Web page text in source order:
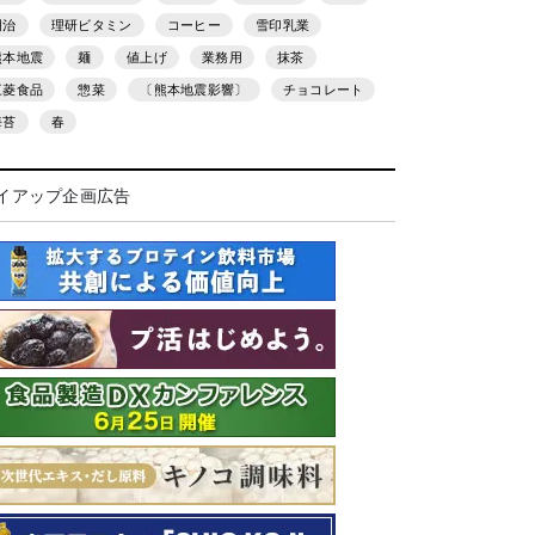
治 理研ビタミン コーヒー 雪印乳業
本地震 麺 値上げ 業務用 抹茶
菱食品 惣菜 〔熊本地震影響〕 チョコレート
苔 春
アップ企画広告